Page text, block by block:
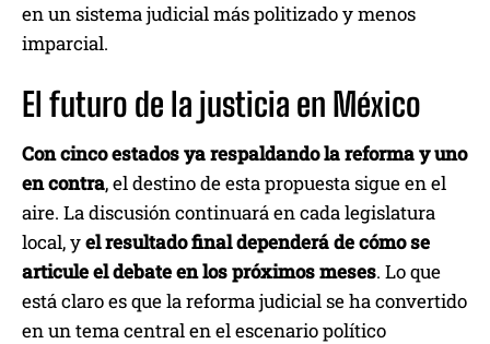
en un sistema judicial más politizado y menos
imparcial.
El futuro de la justicia en México
Con cinco estados ya respaldando la reforma y uno
en contra, el destino de esta propuesta sigue en el
aire. La discusión continuará en cada legislatura
local, yel resultado final dependerá de cómo se
articule el debate en los próximos meses. Lo que
está claro es que la reforma judicial se ha convertido
en un tema central en el escenario político